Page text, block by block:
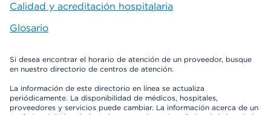
Calidad y acreditación hospitalaria
Glosario
Si desea encontrar el horario de atención de un proveedor, busque
en nuestro directorio de centros de atención.
La información de este directorio en línea se actualiza
periódicamente. La disponibilidad de médicos, hospitales,
proveedores y servicios puede cambiar. La información acerca de un